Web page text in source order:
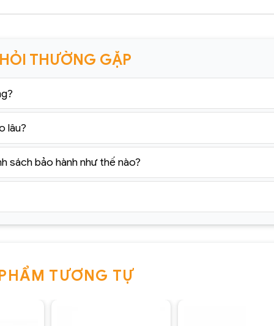
THƯỜNG GẶP
lâu?
sách bảo hành như thế nào?
TƯƠNG TỰ